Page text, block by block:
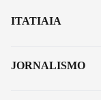
ITATIAIA
JORNALISMO